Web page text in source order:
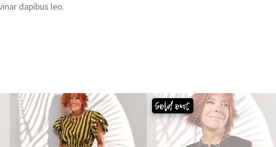
dapibus leo.
Sold out